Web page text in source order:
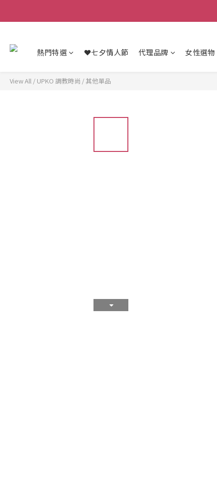
熱門特選 ❤️七夕情人節 代理品牌 女性選物
View All / UPKO 調教時尚 /其他單品